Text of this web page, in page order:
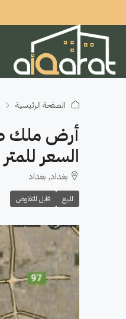
الصفحة الرئيسية
السعر للمتر ٢٬٢٥٠مليون دينار
بغداد, بغداد
للبيع قابل للتفاوض